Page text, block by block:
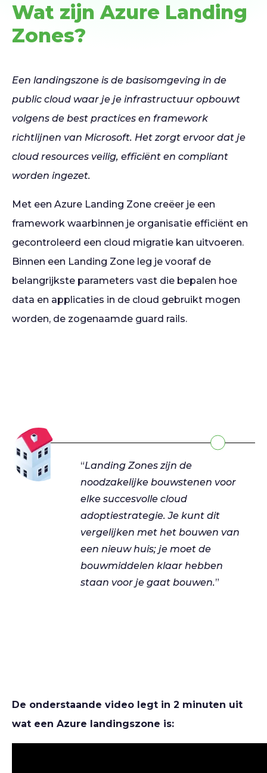
Wat zijn Azure Landing
Zones?
Een landingszone is de basisomgeving in de
public cloud waar je je infrastructuur opbouwt
volgens de best practices en framework
richtlijnen van Microsoft. Het zorgt ervoor dat je
cloud resources veilig, efficiënt en compliant
worden ingezet.
Met een Azure Landing Zone creëer je een
framework waarbinnen je organisatie efficiënt en
gecontroleerd een cloud migratie kan uitvoeren.
Binnen een Landing Zone leg je vooraf de
belangrijkste parameters vast die bepalen hoe
data en applicaties in de cloud gebruikt mogen
worden, de zogenaamde guard rails.
“Landing Zones zijn de
noodzakelijke bouwstenen voor
elke succesvolle cloud
adoptiestrategie. Je kunt dit
vergelijken met het bouwen van
een nieuw huis; je moet de
bouwmiddelen klaar hebben
staan voor je gaat bouwen.”
De onderstaande video legt in 2 minuten uit
wat een Azure landingszone is: